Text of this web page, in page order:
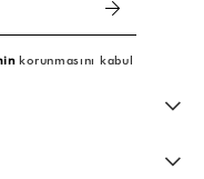
korunmasını kabul